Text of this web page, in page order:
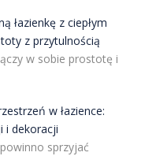
łazienkę z ciepłym
z przytulnością
w sobie prostotę i
w łazience:
i dekoracji
sprzyjać